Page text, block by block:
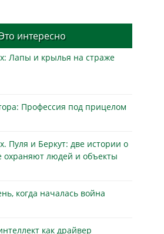
интересно
Лапы и крылья на страже
Профессия под прицелом
Пуля и Беркут: две истории о
охраняют людей и объекты
когда началась война
как драйвер